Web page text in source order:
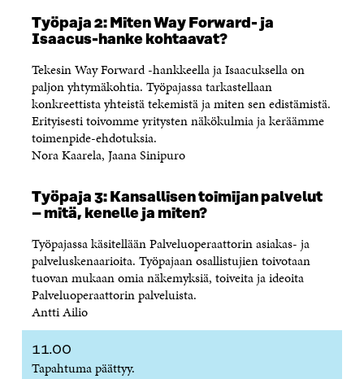
Työpaja 2: Miten Way Forward- ja
Isaacus-hanke kohtaavat?
Tekesin Way Forward -hankkeella ja Isaacuksella on
paljon yhtymäkohtia. Työpajassa tarkastellaan
konkreettista yhteistä tekemistä ja miten sen edistämistä.
Erityisesti toivomme yritysten näkökulmia ja keräämme
toimenpide-ehdotuksia.
Nora Kaarela, Jaana Sinipuro
Työpaja 3: Kansallisen toimijan palvelut
– mitä, kenelle ja miten?
Työpajassa käsitellään Palveluoperaattorin asiakas- ja
palveluskenaarioita. Työpajaan osallistujien toivotaan
tuovan mukaan omia näkemyksiä, toiveita ja ideoita
Palveluoperaattorin palveluista.
Antti Ailio
11.00
Tapahtuma päättyy.